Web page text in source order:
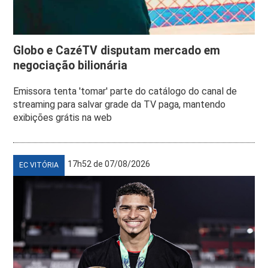
Globo e CazéTV disputam mercado em
negociação bilionária
Emissora tenta 'tomar' parte do catálogo do canal de
streaming para salvar grade da TV paga, mantendo
exibições grátis na web
EC VITÓRIA 17h52 de 07/08/2026